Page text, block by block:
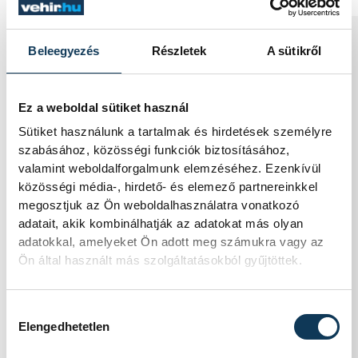
Beleegyezés Részletek A sütikről
Ez a weboldal sütiket használ
Sütiket használunk a tartalmak és hirdetések személyre
szabásához, közösségi funkciók biztosításához,
valamint weboldalforgalmunk elemzéséhez. Ezenkívül
közösségi média-, hirdető- és elemező partnereinkkel
megosztjuk az Ön weboldalhasználatra vonatkozó
adatait, akik kombinálhatják az adatokat más olyan
adatokkal, amelyeket Ön adott meg számukra vagy az
Ön által használt más szolgáltatásokból gyűjtöttek.
Elengedhetetlen
Sorra kerülnek elő
világháborús leletek az
alacsony Dunából
A folyó rekordalacsony vízállása miatt
egy csaknem komplett, II. világháborús
német DKW NZ 350-1
motorkerékpárbukkant elő a Batthyány
téri rakpart sziklái alól, máshol pedig